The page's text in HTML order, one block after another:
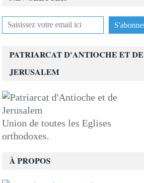
PATRIARCAT D'ANTIOCHE ET DE
JERUSALEM
Union de toutes les Eglises
orthodoxes.
À PROPOS